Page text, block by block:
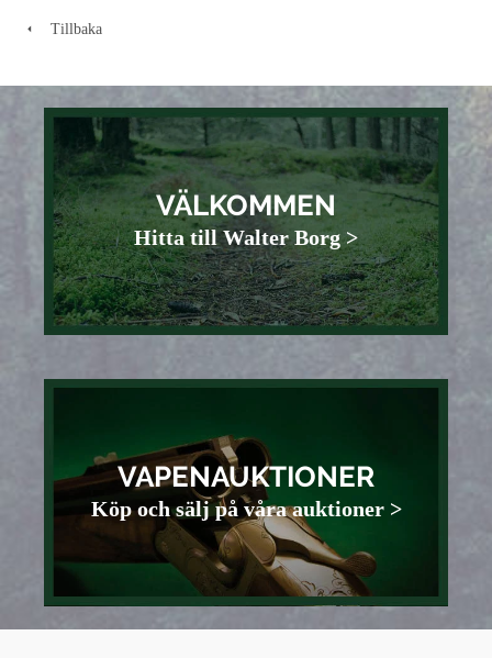
Tillbaka
VÄLKOMMEN
Hitta till Walter Borg >
VAPENAUKTIONER
Köp och sälj på våra auktioner >